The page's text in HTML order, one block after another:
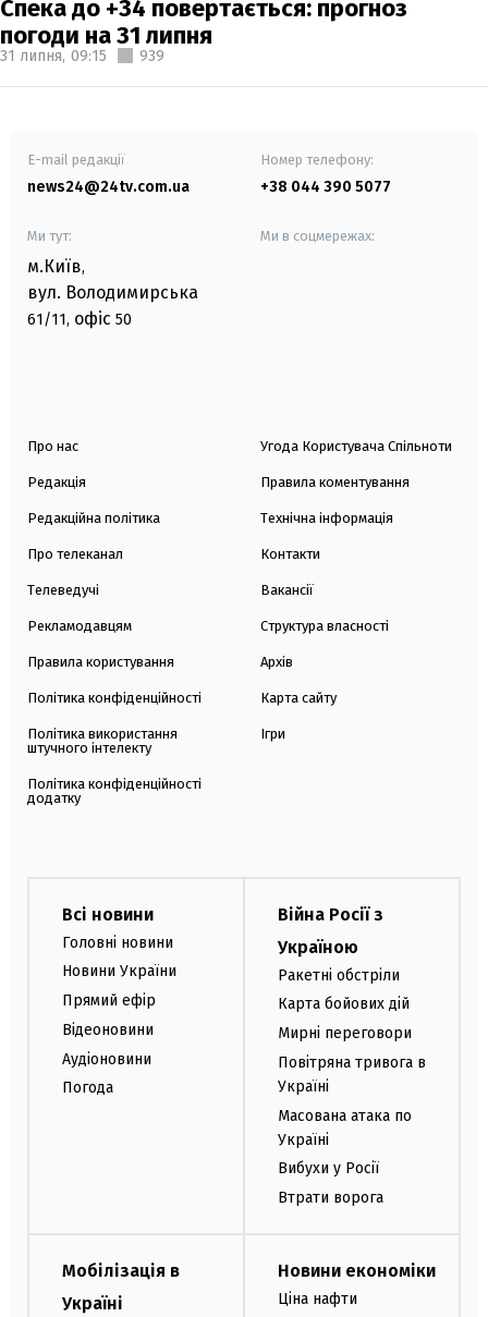
Спека до +34 повертається: прогноз
погоди на 31 липня
31 липня, 09:15 939
E-mail редакції
news24@24tv.com.ua
Номер телефону:
+38 044 390 5077
Ми тут:
м.Київ,
вул. Володимирська
61/11, офіс 50
Ми в соцмережах:
Про нас
Редакція
Редакційна політика
Про телеканал
Телеведучі
Рекламодавцям
Правила користування
Політика конфіденційності
Політика використання
штучного інтелекту
Політика конфіденційності
додатку
Угода Користувача Спільноти
Правила коментування
Технічна інформація
Контакти
Вакансії
Структура власності
Архів
Карта сайту
Ігри
Всі новини
Головні новини
Новини України
Прямий ефір
Відеоновини
Аудіоновини
Погода
Війна Росії з
Україною
Ракетні обстріли
Карта бойових дій
Мирні переговори
Повітряна тривога в
Україні
Масована атака по
Україні
Вибухи у Росії
Втрати ворога
Мобілізація в
Україні
Новини економіки
Ціна нафти